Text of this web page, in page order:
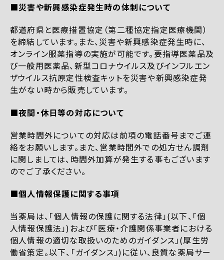
■災害や新興感染症発生時の体制について
都道府県と医療措置協定（第二種協定指定医療機関）
を締結しています。また、災害や新興感染症発生時に、
オンライン服薬指導の実施が可能です。要指導医薬品及
び一般用医薬品、新型コロナウイルス及びインフルエン
ザウイルス抗原定性検査キットを災害や新興感染症発
生がない時から販売しています。
■夜間・休日等の対応について
営業時間外についての対応は前項の電話番号までご連
絡をお願いします。また、営業時間外での処方せん調剤
に関しましては、時間外加算が発生する事もございます
のでご了承ください。
■個人情報保護に関する事項
当薬局は、「個人情報の保護に関する法律」(以下、「個
人情報保護法」)および「医療・介護関係事業者における
個人情報の適切な取扱いのためのガイダンス」(厚生労
働省策定。以下、「ガイダンス」)に従い、良質な薬局サー